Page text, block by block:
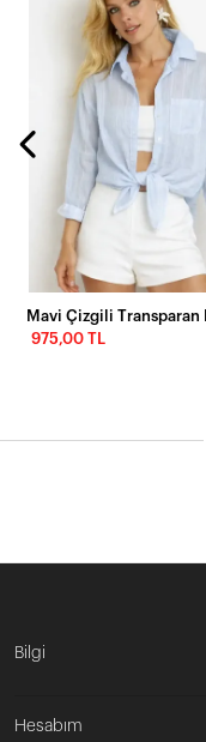
975,00 TL
Bilgi
Hesabım